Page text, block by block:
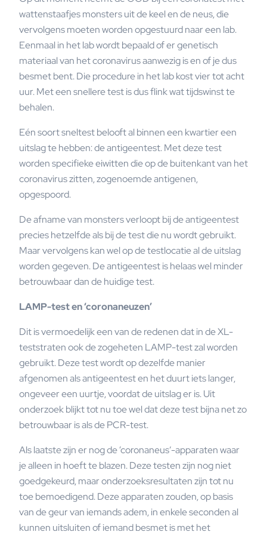
wattenstaafjes monsters uit de keel en de neus, die
vervolgens moeten worden opgestuurd naar een lab.
Eenmaal in het lab wordt bepaald of er genetisch
materiaal van het coronavirus aanwezig is en of je dus
besmet bent. Die procedure in het lab kost vier tot acht
uur. Met een snellere test is dus flink wat tijdswinst te
behalen.
Eén soort sneltest belooft al binnen een kwartier een
uitslag te hebben: de antigeentest. Met deze test
worden specifieke eiwitten die op de buitenkant van het
coronavirus zitten, zogenoemde antigenen,
opgespoord.
De afname van monsters verloopt bij de antigeentest
precies hetzelfde als bij de test die nu wordt gebruikt.
Maar vervolgens kan wel op de testlocatie al de uitslag
worden gegeven. De antigeentest is helaas wel minder
betrouwbaar dan de huidige test.
LAMP-test en ‘coronaneuzen’
Dit is vermoedelijk een van de redenen dat in de XL-
teststraten ook de zogeheten LAMP-test zal worden
gebruikt. Deze test wordt op dezelfde manier
afgenomen als antigeentest en het duurt iets langer,
ongeveer een uurtje, voordat de uitslag er is. Uit
onderzoek blijkt tot nu toe wel dat deze test bijna net zo
betrouwbaar is als de PCR-test.
Als laatste zijn er nog de ‘coronaneus’-apparaten waar
je alleen in hoeft te blazen. Deze testen zijn nog niet
goedgekeurd, maar onderzoeksresultaten zijn tot nu
toe bemoedigend. Deze apparaten zouden, op basis
van de geur van iemands adem, in enkele seconden al
kunnen uitsluiten of iemand besmet is met het